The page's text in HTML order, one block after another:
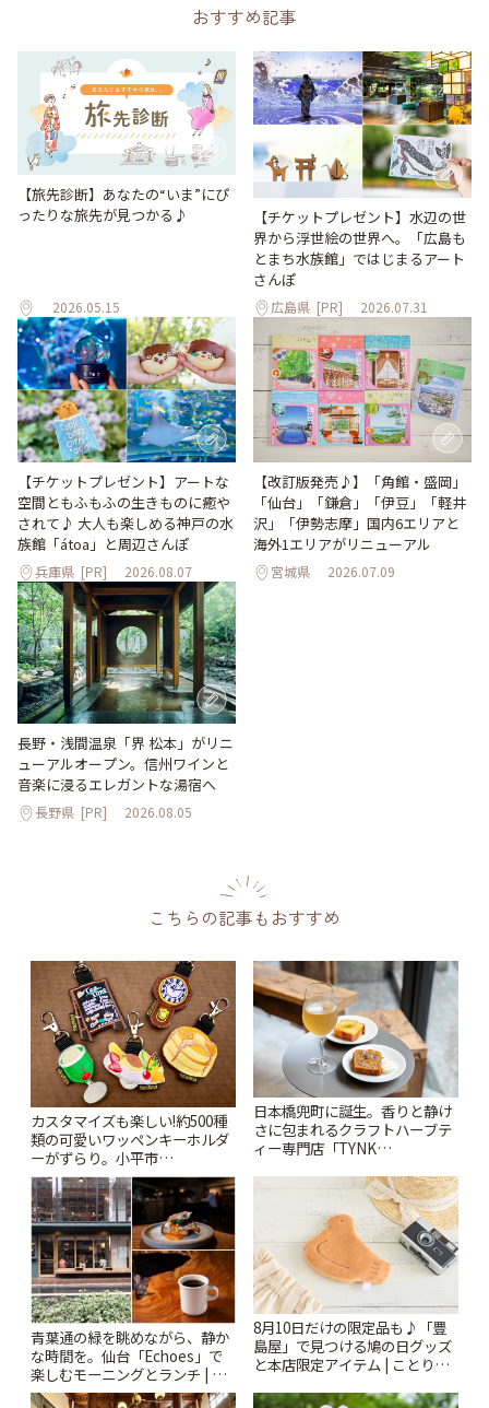
おすすめ記事
【旅先診断】あなたの“いま”にぴ
ったりな旅先が見つかる♪
2026.05.15
【チケットプレゼント】水辺の世
界から浮世絵の世界へ。「広島も
とまち水族館」ではじまるアート
さんぽ
広島県 [PR] 2026.07.31
【チケットプレゼント】アートな
空間ともふもふの生きものに癒や
されて♪ 大人も楽しめる神戸の水
族館「átoa」と周辺さんぽ
兵庫県 [PR] 2026.08.07
【改訂版発売♪】「角館・盛岡」
「仙台」「鎌倉」「伊豆」「軽井
沢」「伊勢志摩」国内6エリアと
海外1エリアがリニューアル
宮城県 2026.07.09
長野・浅間温泉「界 松本」がリニ
ューアルオープン。信州ワインと
音楽に浸るエレガントな湯宿へ
長野県 [PR] 2026.08.05
こちらの記事もおすすめ
カスタマイズも楽しい!約500種
類の可愛いワッペンキーホルダ
ーがずらり。小平市
「Kimamaya T&K」 | ことりっ
ぷ
日本橋兜町に誕生。香りと静け
さに包まれるクラフトハーブテ
ィー専門店「TYNK
青葉通の緑を眺めながら、静か
な時間を。仙台「Echoes」で
楽しむモーニングとランチ | こ
とりっぷ
8月10日だけの限定品も♪「豊
島屋」で見つける鳩の日グッズ
と本店限定アイテム | ことりっ